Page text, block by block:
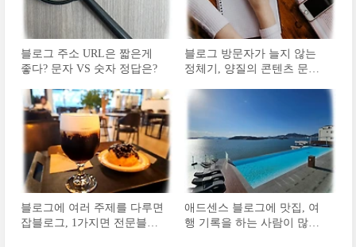
블로그 주소 URL은 짧은게
좋다? 문자 VS 숫자 정답은?
블로그 방문자가 늘지 않는
정체기, 양질의 콘텐츠 문제
블로그에 여러 주제를 다루면
잡블로그, 1가지면 전문블로
애드센스 블로그에 맛집, 여
행 기록을 하는 사람이 많지